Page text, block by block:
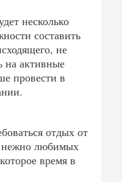
несколько
составить
не
на активные
провести в
отдых от
нежно любимых
время в